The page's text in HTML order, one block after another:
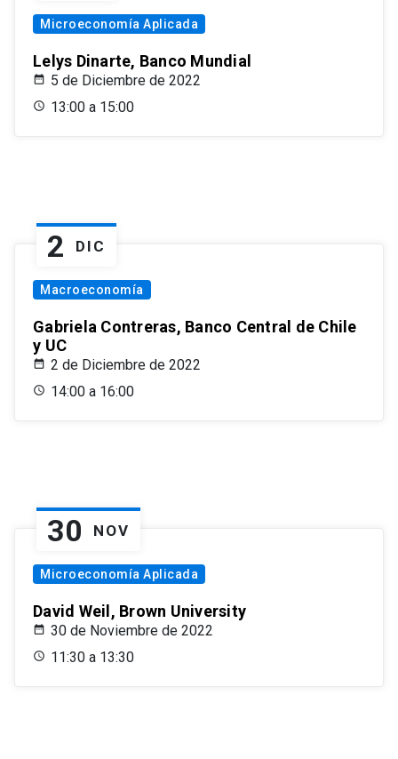
Microeconomía Aplicada
Lelys Dinarte, Banco Mundial
5 de Diciembre de 2022
13:00 a 15:00
2 DIC
Macroeconomía
Gabriela Contreras, Banco Central de Chile
y UC
2 de Diciembre de 2022
14:00 a 16:00
30 NOV
Microeconomía Aplicada
David Weil, Brown University
30 de Noviembre de 2022
11:30 a 13:30